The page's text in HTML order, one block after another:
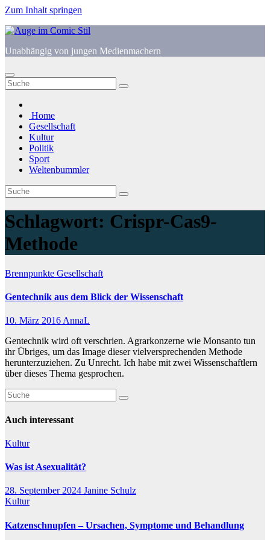
Zum Inhalt springen
Unabhängig von jungen Medienmachern
Home
Gesellschaft
Kultur
Politik
Sport
Weltenbummler
Schlagwort: Crispr-Cas9-
Methode
Brennpunkte Gesellschaft
Gentechnik aus dem Blick der Wissenschaft
10. März 2016AnnaL
Gentechnik wird oft verschrien. Agrarkonzerne wie Monsanto tun
ihr Übriges, um das Image dieser vielversprechenden Methode
herunterzuziehen. Zu Unrecht. Ich habe mit zwei Wissenschaftlern
über dieses Thema gesprochen.
Auch interessant
Kultur
Was ist Asexualität?
28. September 2024 Janine Schulz
Kultur
Katzenschnupfen – Ursachen, Symptome und Behandlung